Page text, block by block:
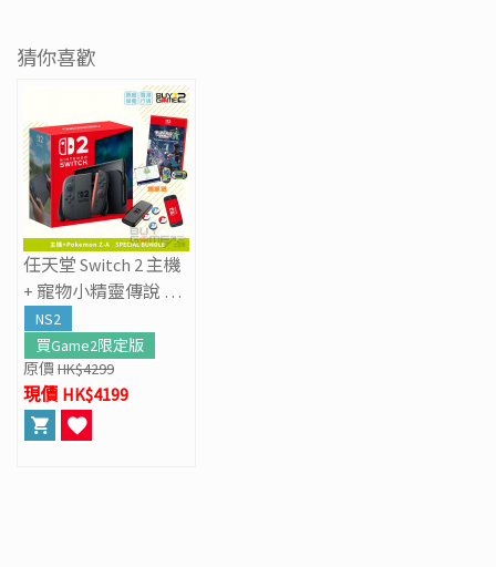
猜你喜歡
任天堂 Switch 2 主機
+ 寵物小精靈傳說 Z-
A (優惠套裝)
NS2
買Game2限定版
原價 HK$4299
現價 HK$4199